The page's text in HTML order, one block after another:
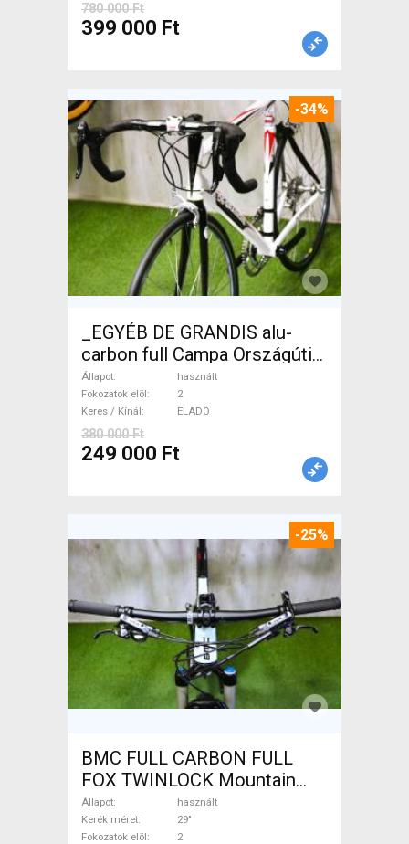
780 000 Ft
399 000 Ft
-34%
_EGYÉB DE GRANDIS alu-
carbon full Campa Országúti
használt ELADÓ
Állapot
használt
Fokozatok elöl
2
Keres / Kínál
ELADÓ
380 000 Ft
249 000 Ft
-25%
BMC FULL CARBON FULL
FOX TWINLOCK Mountain
Bike 29" össztelós / fully
használt ELADÓ
Állapot
használt
Kerék méret
29"
Fokozatok elöl
2